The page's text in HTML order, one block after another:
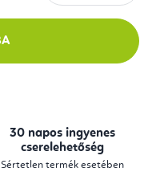
30 napos ingyenes
cserelehetőség
Sértetlen termék esetében